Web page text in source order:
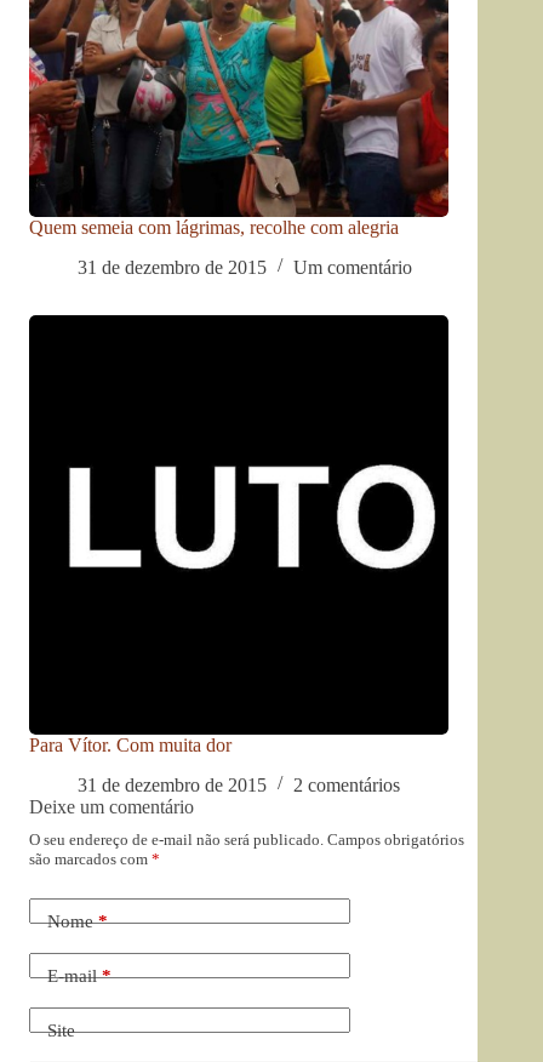
Quem semeia com lágrimas, recolhe com alegria
31 de dezembro de 2015
Um comentário
Para Vítor. Com muita dor
31 de dezembro de 2015
2 comentários
Deixe um comentário
O seu endereço de e-mail não será publicado. Campos obrigatórios
são marcados com *
Nome*
E-mail*
Site